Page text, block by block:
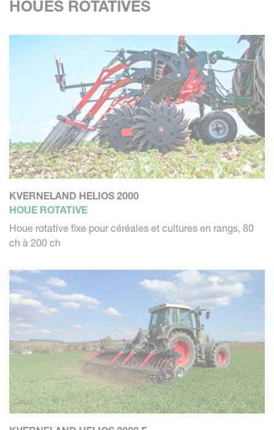
HOUES ROTATIVES
KVERNELAND HELIOS 2000
HOUE ROTATIVE
Houe rotative fixe pour céréales et cultures en rangs, 80
ch à 200 ch